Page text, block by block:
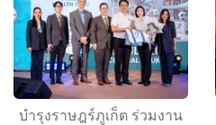
ลงทุนเพื่อสินทรัพย์แห่งชีวิต
บำรุงราษฎร์ภูเก็ต ร่วมงาน